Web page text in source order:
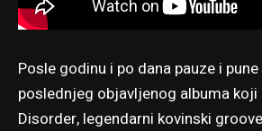
Posle godinu i po dana pauze i
poslednjeg objavljenog albuma koji
Disorder, legendarni kovinski